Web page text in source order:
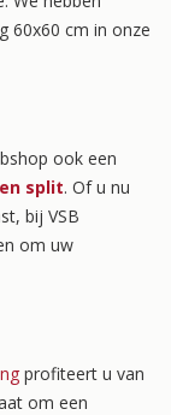
60x60 cm in onze
ook een
split. Of u nu
bij VSB
om uw
profiteert u van
om een